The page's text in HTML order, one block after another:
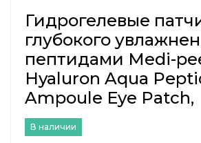
Гидрогелевые
глубокого
пептидами Medi-
Hyaluron Aqua
Ampoule Eye Patch,
В наличии